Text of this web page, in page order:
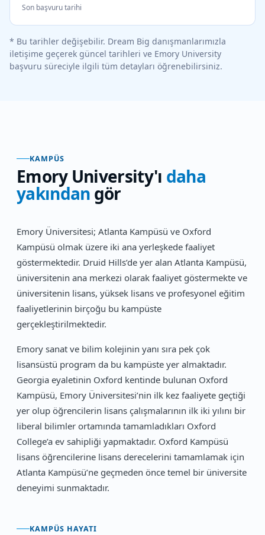
Son başvuru tarihi
* Bu tarihler değişebilir. Dream Big danışmanlarımızla
iletişime geçerek güncel tarihleri ve Emory University
başvuru süreciyle ilgili tüm detayları öğrenebilirsiniz.
KAMPÜS
Emory University'ı daha
yakından gör
Emory Üniversitesi; Atlanta Kampüsü ve Oxford
Kampüsü olmak üzere iki ana yerleşkede faaliyet
göstermektedir. Druid Hills’de yer alan Atlanta Kampüsü,
üniversitenin ana merkezi olarak faaliyet göstermekte ve
üniversitenin lisans, yüksek lisans ve profesyonel eğitim
faaliyetlerinin birçoğu bu kampüste
gerçekleştirilmektedir.
Emory sanat ve bilim kolejinin yanı sıra pek çok
lisansüstü program da bu kampüste yer almaktadır.
Georgia eyaletinin Oxford kentinde bulunan Oxford
Kampüsü, Emory Üniversitesi’nin ilk kez faaliyete geçtiği
yer olup öğrencilerin lisans çalışmalarının ilk iki yılını bir
liberal bilimler ortamında tamamladıkları Oxford
College’a ev sahipliği yapmaktadır. Oxford Kampüsü
lisans öğrencilerine lisans derecelerini tamamlamak için
Atlanta Kampüsü’ne geçmeden önce temel bir üniversite
deneyimi sunmaktadır.
KAMPÜS HAYATI